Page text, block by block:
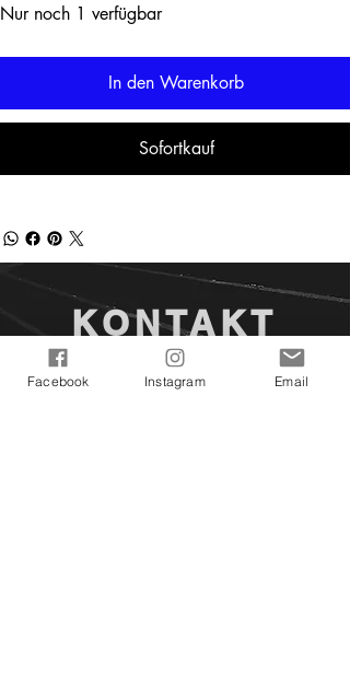
Nur noch 1 verfügbar
In den Warenkorb
Sofortkauf
KONTAKT
Ich freue mich auf deine
Kontaktaufnahme!
Facebook Instagram Email